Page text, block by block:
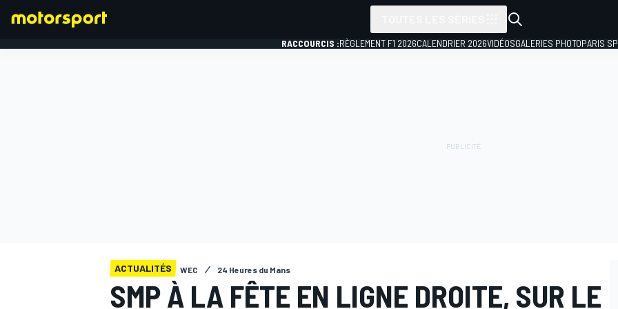
RACCOURCIS :RÈGLEMENT F1 2026CALENDRIER 2026VIDÉOSGALERIES PHOTOPARIS
ACTUALITÉS WEC 24 Heures du Mans
SMP À LA FÊTE EN LIGNE DROITE, SUR LE